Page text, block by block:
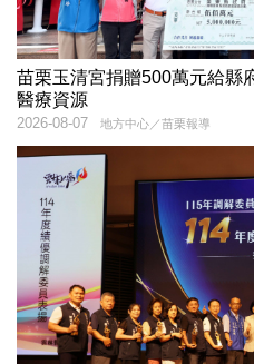
苗栗玉清宮捐贈500萬元給
醫療資源
地方中心／苗栗報導
2026-08-07